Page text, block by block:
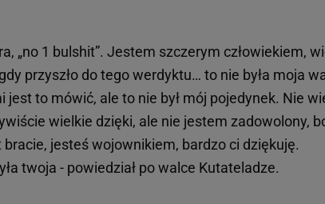
„no 1 bulshit”. Jestem szczerym człowiekiem,
przyszło do tego werdyktu… to nie była moja
jest to mówić, ale to nie był mój pojedynek. Nie
wielkie dzięki, ale nie jestem zadowolony,
jesteś wojownikiem, bardzo ci dziękuję.
twoja - powiedział po walce Kutateladze.